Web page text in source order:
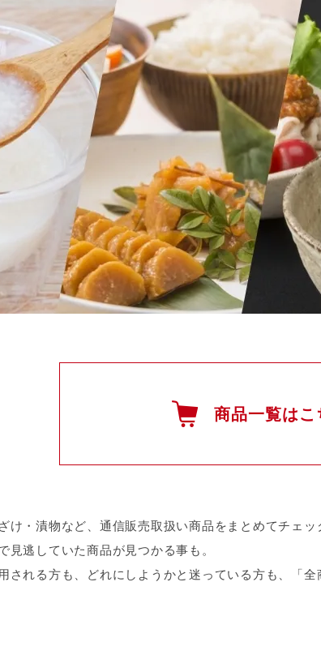
商品一覧はこ
け・漬物など、通信販売取扱い商品をまとめてチェッ
見逃していた商品が見つかる事も。
される方も、どれにしようかと迷っている方も、「